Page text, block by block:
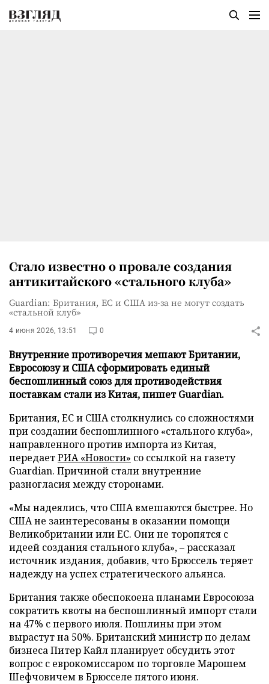
Стало известно о провале создания
антикитайского «стального клуба»
Guardian: Британия, ЕС и США из-за не могут создать
«стальной клуб»
4 июня 2026, 13:51 0
Внутренние противоречия мешают Британии,
Евросоюзу и США сформировать единый
беспошлинный союз для противодействия
поставкам стали из Китая, пишет Guardian.
Британия, ЕС и США столкнулись со сложностями
при создании беспошлинного «стального клуба»,
направленного против импорта из Китая,
передаетРИА «Новости» со ссылкой на газету
Guardian. Причиной стали внутренние
разногласия между сторонами.
«Мы надеялись, что США вмешаются быстрее. Но
США не заинтересованы в оказании помощи
Великобритании или ЕС. Они не торопятся с
идеей создания стального клуба», – рассказал
источник издания, добавив, что Брюссель теряет
надежду на успех стратегического альянса.
Британия также обеспокоена планами Евросоюза
сократить квоты на беспошлинный импорт стали
на 47% с первого июля. Пошлины при этом
вырастут на 50%. Британский министр по делам
бизнеса Питер Кайл планирует обсудить этот
вопрос с еврокомиссаром по торговле Марошем
Шефчовичем в Брюсселе пятого июня.